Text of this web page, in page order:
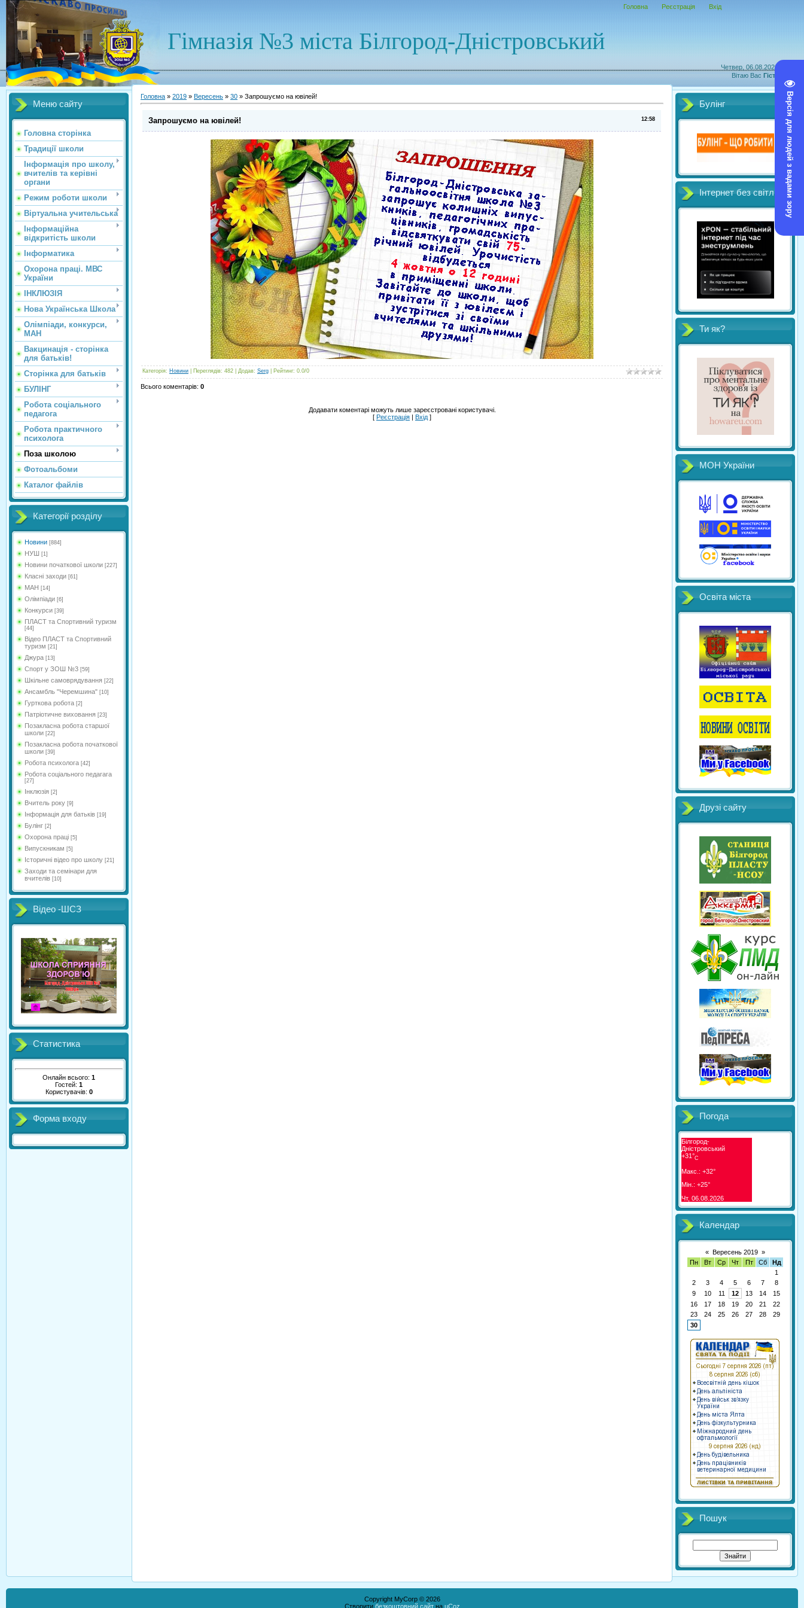
Версія для людей з вадами зору
Четвер, 06.08.2026, 23:54
Вітаю Вас Гість
Гімназія №3 міста Білгород-Дністровський
Головна Реєстрація Вхід
Меню сайту
Головна сторінка
Традиції школи
Інформація про школу,
вчителів та керівні
органи
Режим роботи школи
Віртуальна учительська
Інформаційна
відкритість школи
Інформатика
Охорона праці. МВС
України
ІНКЛЮЗІЯ
Нова Українська Школа
Олімпіади, конкурси,
МАН
Вакцинація - сторінка
для батьків!
Сторінка для батьків
БУЛІНГ
Робота соціального
педагога
Робота практичного
психолога
Поза школою
Фотоальбоми
Каталог файлів
Категорії розділу
Новини [884]
НУШ [1]
Новини початкової школи [227]
Класні заходи [61]
МАН [14]
Олімпіади [6]
Конкурси [39]
ПЛАСТ та Спортивний туризм
[44]
Відео ПЛАСТ та Спортивний
туризм [21]
Джура [13]
Спорт у ЗОШ №3 [59]
Шкільне самоврядування [22]
Ансамбль "Черемшина" [10]
Гурткова робота [2]
Патріотичне виховання [23]
Позакласна робота старшої
школи [22]
Позакласна робота початкової
школи [39]
Робота психолога [42]
Робота соціального педагага
[27]
Інклюзія [2]
Вчитель року [9]
Інформація для батьків [19]
Булінг [2]
Охорона праці [5]
Випускникам [5]
Історичні відео про школу [21]
Заходи та семінари для
вчителів [10]
Відео -ШСЗ
Статистика
Онлайн всього: 1
Гостей: 1
Користувачів: 0
Форма входу
Головна » 2019 » Вересень » 30 » Запрошуємо на ювілей!
12:58
Запрошуємо на ювілей!
Категорія: Новини Переглядів: 482 | Додав: Serg Рейтинг: 0.0/0
Всього коментарів: 0
Додавати коментарі можуть лише зареєстровані користувачі.
[ Реєстрація | Вхід ]
Булінг
Інтернет без світл
Ти як?
МОН України
Освіта міста
Друзі сайту
Погода
Білгород-
Дністровський
+31°C
Макс.: +32°
Мін.: +25°
Чт, 06.08.2026
Календар
« Вересень 2019 »
Пн
Вт Ср Чт Пт Сб
Нд
1
2
3 4 5 6 7
8
9
10 11 12 13 14
15
16
17 18 19 20 21
22
23
24 25 26 27 28
29
30
Пошук
Copyright MyCorp © 2026
Створити безкоштовний сайтна uCoz